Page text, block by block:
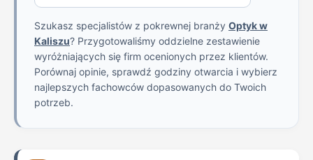
Szukasz specjalistów z pokrewnej branży Optyk w
Kaliszu? Przygotowaliśmy oddzielne zestawienie
wyróżniających się firm ocenionych przez klientów.
Porównaj opinie, sprawdź godziny otwarcia i wybierz
najlepszych fachowców dopasowanych do Twoich
potrzeb.